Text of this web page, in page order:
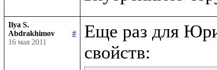
Ilya S.
Abdrakhimov
#
16 мая 2011
Еще раз для